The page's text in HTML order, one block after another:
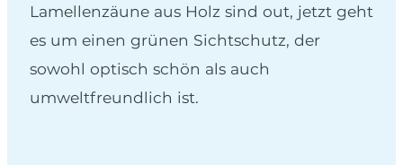
Lamellenzäune aus Holz sind out, jetzt geht
es um einen grünen Sichtschutz, der
sowohl optisch schön als auch
umweltfreundlich ist.